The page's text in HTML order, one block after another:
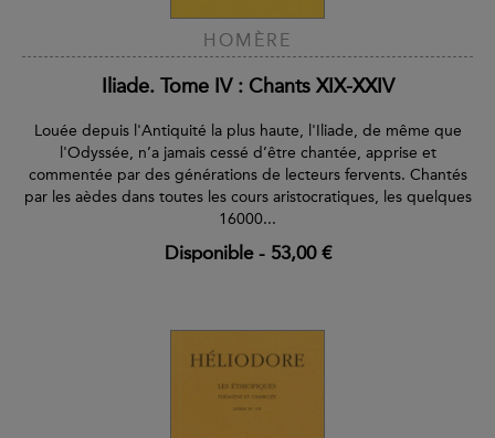
HOMÈRE
Iliade. Tome IV : Chants XIX-XXIV
Louée depuis l'Antiquité la plus haute, l'Iliade, de même que
l'Odyssée, n’a jamais cessé d’être chantée, apprise et
commentée par des générations de lecteurs fervents. Chantés
par les aèdes dans toutes les cours aristocratiques, les quelques
16000...
Disponible- 53,00 €